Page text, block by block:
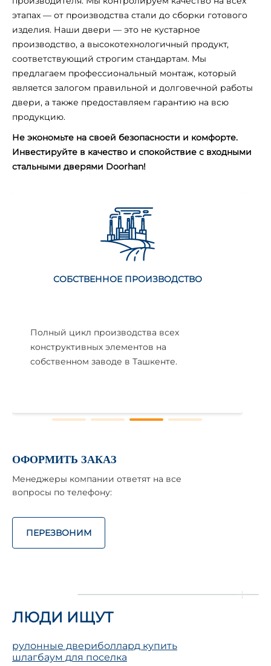
этапах — от производства стали до сборки готового
изделия. Наши двери — это не кустарное
производство, а высокотехнологичный продукт,
соответствующий строгим стандартам. Мы
предлагаем профессиональный монтаж, который
является залогом правильной и долговечной работы
двери, а также предоставляем гарантию на всю
продукцию.
Не экономьте на своей безопасности и комфорте.
Инвестируйте в качество и спокойствие с входными
стальными дверями Doorhan!
ВЫСОКИЕ ЭНЕРГО-
Изделия DoorHan
высокую теплоизоляцию
обладают энерго-сберегающими
ОФОРМИТЬ ЗАКАЗ
Менеджеры компании ответят на все
вопросы по телефону:
ПЕРЕЗВОНИМ
ЛЮДИ ИЩУТ
рулонные двериболлард купить
шлагбаум для поселка